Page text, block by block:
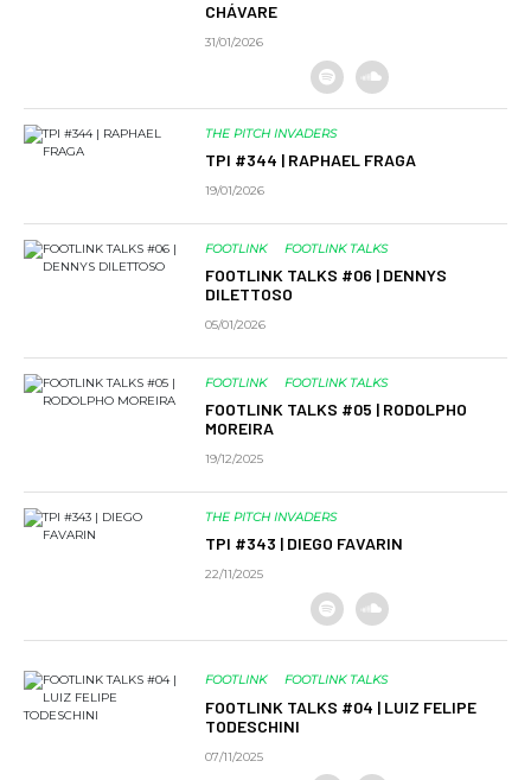
CHÁVARE
31/01/2026
THE PITCH INVADERS
TPI #344 | RAPHAEL FRAGA
19/01/2026
FOOTLINK FOOTLINK TALKS
FOOTLINK TALKS #06 | DENNYS
DILETTOSO
05/01/2026
FOOTLINK FOOTLINK TALKS
FOOTLINK TALKS #05 | RODOLPHO
MOREIRA
19/12/2025
THE PITCH INVADERS
TPI #343 | DIEGO FAVARIN
22/11/2025
FOOTLINK FOOTLINK TALKS
FOOTLINK TALKS #04 | LUIZ FELIPE
TODESCHINI
07/11/2025